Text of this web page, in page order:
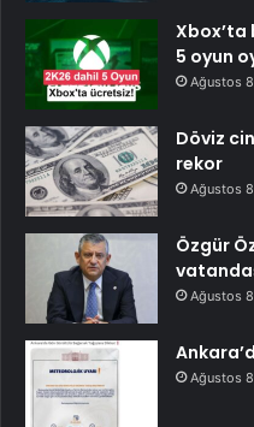
Xbox’ta
5 oyun
Ağustos
Döviz
rekor
Ağustos
Özgür
Ağustos
Ağustos